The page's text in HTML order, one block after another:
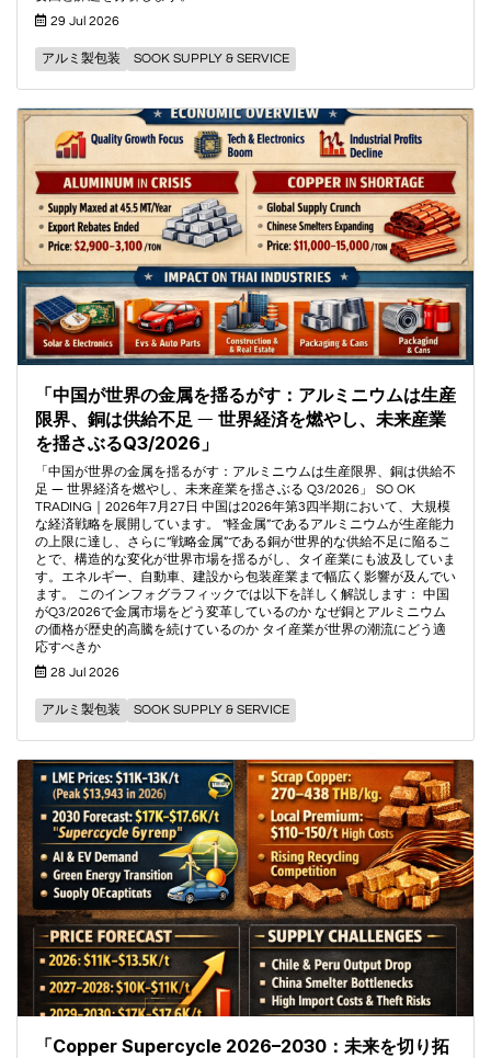
29 Jul 2026
アルミ製包装 SOOK SUPPLY & SERVICE
「中国が世界の金属を揺るがす：アルミニウムは生産
限界、銅は供給不足 ― 世界経済を燃やし、未来産業
を揺さぶるQ3/2026」
「中国が世界の金属を揺るがす：アルミニウムは生産限界、銅は供給不
足 ― 世界経済を燃やし、未来産業を揺さぶる Q3/2026」 SO OK
TRADING｜2026年7月27日 中国は2026年第3四半期において、大規模
な経済戦略を展開しています。 “軽金属”であるアルミニウムが生産能力
の上限に達し、さらに“戦略金属”である銅が世界的な供給不足に陥るこ
とで、構造的な変化が世界市場を揺るがし、タイ産業にも波及していま
す。エネルギー、自動車、建設から包装産業まで幅広く影響が及んでい
ます。 このインフォグラフィックでは以下を詳しく解説します： 中国
がQ3/2026で金属市場をどう変革しているのか なぜ銅とアルミニウム
の価格が歴史的高騰を続けているのか タイ産業が世界の潮流にどう適
応すべきか
28 Jul 2026
アルミ製包装 SOOK SUPPLY & SERVICE
「Copper Supercycle 2026–2030：未来を切り拓